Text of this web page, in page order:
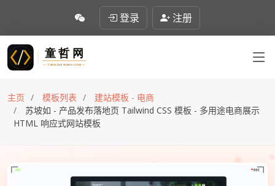
登录 注册
主页 模板列表
建站模板 - 电商
苏坡如 - 产品发布落地页 Tailwind CSS 模板 - 多用途电商展示
HTML 响应式网站模板